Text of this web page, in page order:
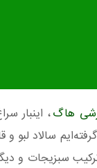
هاگ، اینبار
سالاد
سبزیجات و